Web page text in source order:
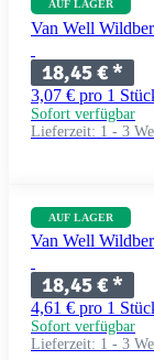
AUF LAGER
Van Well
18,45 €*
3,07 € pro 1
Sofort verfügbar
Lieferzeit: 1 - 3
AUF LAGER
Van Well
18,45 €*
4,61 € pro 1
Sofort verfügbar
Lieferzeit: 1 - 3